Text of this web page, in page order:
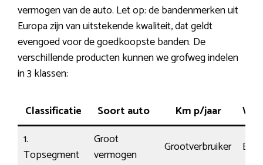
vermogen van de auto. Let op: de bandenmerken uit
Europa zijn van uitstekende kwaliteit, dat geldt
evengoed voor de goedkoopste banden. De
verschillende producten kunnen we grofweg indelen
in 3 klassen:
Classificatie Soort auto Km p/jaar
1.
Topsegment
Groot
vermogen
Grootverbruiker